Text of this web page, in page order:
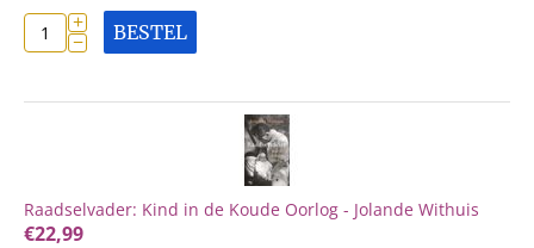
+
− BESTEL
Raadselvader: Kind in de Koude Oorlog - Jolande Withuis
€22,99